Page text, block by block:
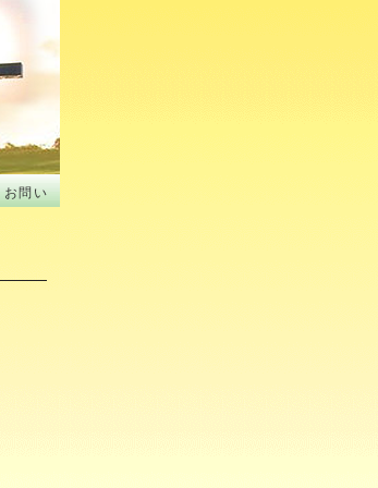
お問い